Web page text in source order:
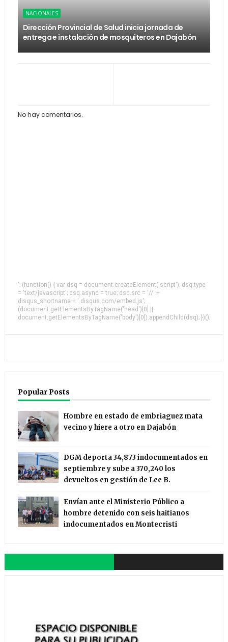
NACIONALES
Dirección Provincial de Salud inicia jornada de
entrega e instalación de mosquiteros en Dajabón
No hay comentarios.
'; (function() { var dsq = document.createElement('script'); dsq.type
= 'text/javascript'; dsq.async = true; dsq.src = '//' +
disqus_shortname + '.disqus.com/embed.js';
(document.getElementsByTagName('head')[0] ||
document.getElementsByTagName('body')[0]).appendChild(dsq); })();
Popular Posts
Hombre en estado de embriaguez mata
vecino y hiere a otro en Dajabón
DGM deporta 34,873 indocumentados en
septiembre y sube a 370,240 los
devueltos en gestión de Lee B.
Envían ante el Ministerio Público a
hombre detenido con seis haitianos
indocumentados en Montecristi